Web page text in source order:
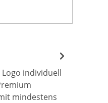
individuell
mindestens